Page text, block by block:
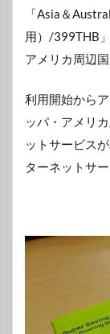
「Asia＆
用）/399THB
アメリカ周辺
利用開始から
ッパ・アメリ
ットサービス
ターネットサ